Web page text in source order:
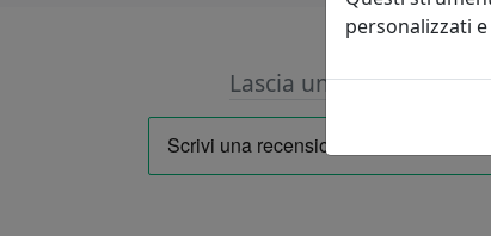
Lascia una recensione
personalizzati